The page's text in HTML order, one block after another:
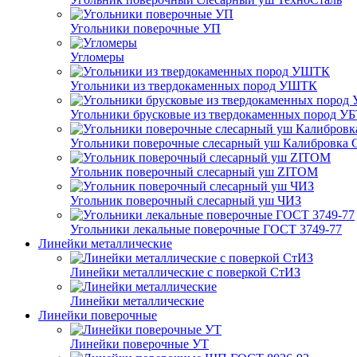
Угольники поверочные УП
Угломеры
Угольники из твердокаменных пород УШТК
Угольники брусковые из твердокаменных пород
Угольники поверочные слесарный уш Калибровка
Угольник поверочный слесарный уш ZITOM
Угольник поверочный слесарный уш ЧИЗ
Угольники лекальные поверочные ГОСТ 3749-77
Линейки металлические
Линейки металлические с поверкой СтИЗ
Линейки металлические
Линейки поверочные
Линейки поверочные УТ